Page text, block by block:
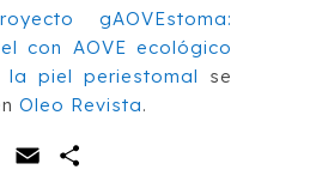
gAOVEstoma:
con AOVE ecológico
piel periestomal
se
Oleo Revista.
WhatsApp
Email